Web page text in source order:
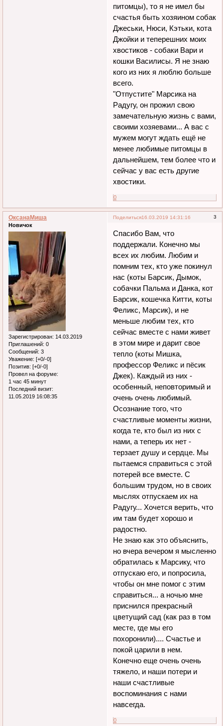
питомцы), то я не имел бы
счастья быть хозяином собак
Джеськи, Нюси, Кэтьки, кота
Джойки и теперешних моих
хвостиков - собаки Вари и
кошки Василисы. Я не знаю
кого из них я люблю больше
всего.
"Отпустите" Марсика на
Радугу, он прожил свою
замечательную жизнь с вами,
своими хозяевами... А вас с
мужем могут ждать ещё не
менее любимые питомцы в
дальнейшем, тем более что и
сейчас у вас есть другие
хвостики.
0
Поделиться 3
16.03.2019 14:31:16
ОксанаМиша
Новичок
Зарегистрирован: 14.03.2019
Приглашений: 0
Сообщений: 3
Уважение: [+0/-0]
Позитив: [+0/-0]
Провел на форуме:
1 час 45 минут
Последний визит:
11.05.2019 16:08:35
Спасибо Вам, что
поддержали. Конечно мы
всех их любим. Любим и
помним тех, кто уже покинул
нас (коты Барсик, Дымок,
собачки Пальма и Данка, кот
Барсик, кошечка Китти, коты
Феликс, Марсик), и не
меньше любим тех, кто
сейчас вместе с нами живет
в этом мире и дарит свое
тепло (коты Мишка,
профессор Феликс и пёсик
Джек). Каждый из них -
особенный, неповторимый и
очень очень любимый.
Осознание того, что
счастливые моменты жизни,
когда те, кто был из них с
нами, а теперь их нет -
терзает душу и сердце. Мы
пытаемся справиться с этой
потерей все вместе. С
большим трудом, но в своих
мыслях отпускаем их на
Радугу... Хочется верить, что
им там будет хорошо и
радостно.
Не знаю как это объяснить,
но вчера вечером я мысленно
обратилась к Марсику, что
отпускаю его, и попросила,
чтобы он мне помог с этим
справиться... а ночью мне
приснился прекрасный
цветущий сад (как раз в том
месте, где мы его
похоронили).... Счастье и
покой царили в нем.
Конечно еще очень очень
тяжело, и наши потери и
наши счастливые
воспоминания с нами
навсегда.
0